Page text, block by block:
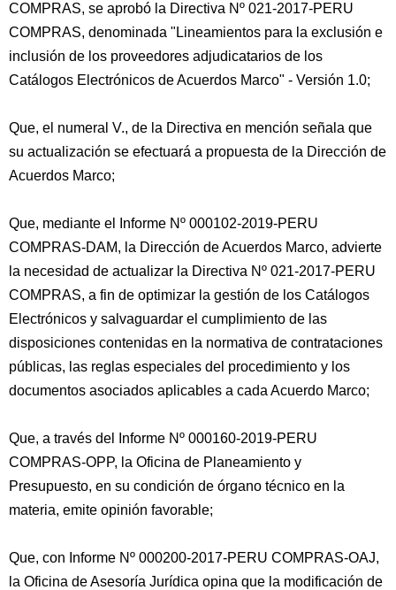
COMPRAS, se aprobó la Directiva Nº 021-2017-PERU
COMPRAS, denominada "Lineamientos para la exclusión e
inclusión de los proveedores adjudicatarios de los
Catálogos Electrónicos de Acuerdos Marco" - Versión 1.0;
Que, el numeral V., de la Directiva en mención señala que
su actualización se efectuará a propuesta de la Dirección de
Acuerdos Marco;
Que, mediante el Informe Nº 000102-2019-PERU
COMPRAS-DAM, la Dirección de Acuerdos Marco, advierte
la necesidad de actualizar la Directiva Nº 021-2017-PERU
COMPRAS, a fin de optimizar la gestión de los Catálogos
Electrónicos y salvaguardar el cumplimiento de las
disposiciones contenidas en la normativa de contrataciones
públicas, las reglas especiales del procedimiento y los
documentos asociados aplicables a cada Acuerdo Marco;
Que, a través del Informe Nº 000160-2019-PERU
COMPRAS-OPP, la Oficina de Planeamiento y
Presupuesto, en su condición de órgano técnico en la
materia, emite opinión favorable;
Que, con Informe Nº 000200-2017-PERU COMPRAS-OAJ,
la Oficina de Asesoría Jurídica opina que la modificación de